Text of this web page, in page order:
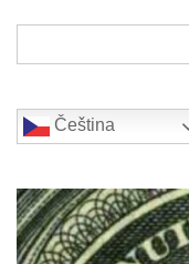
Čeština‎